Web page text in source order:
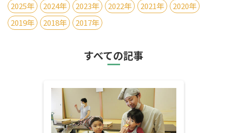
2025年
2024年 2023年 2022年 2021年
2020年
2019年
2018年 2017年
すべての記事